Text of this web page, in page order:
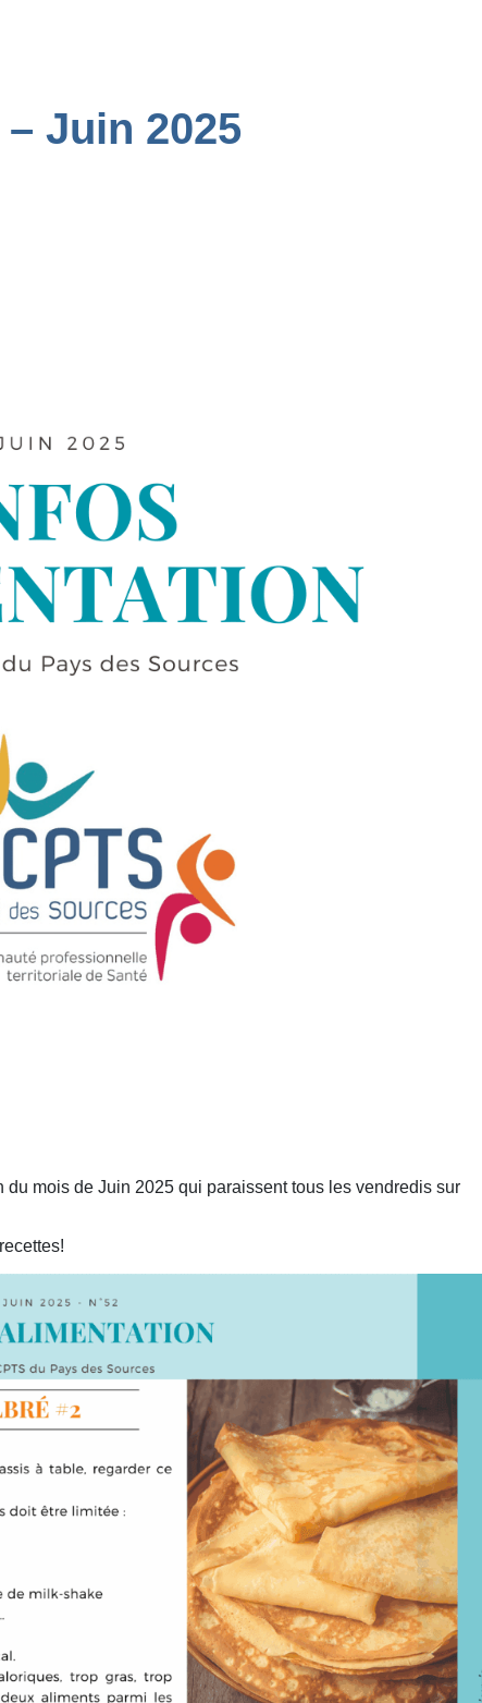
Juin 2025
mois de Juin 2025 qui paraissent tous les vendredis sur